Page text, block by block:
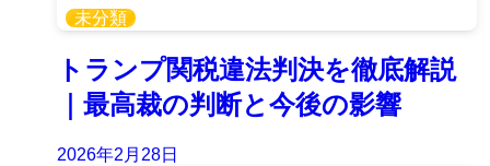
未分類
トランプ関税違法判決を徹底解説
｜最高裁の判断と今後の影響
2026年2月28日